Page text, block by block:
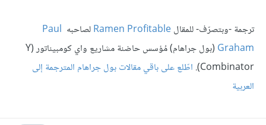
ترجمة -وبتصرّف- للمقالRamen Profitableلصاحبه Paul
Graham
(بول جراهام)مُؤسس حاضنة مشاريع واي كومبيناتور (Y
Combinator). اطّلع على باقي مقالات بول جراهام المترجمة إلى
العربية